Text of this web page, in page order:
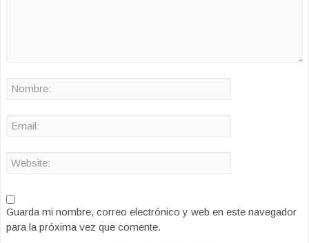
Guarda mi nombre, correo electrónico y web en este navegador
para la próxima vez que comente.